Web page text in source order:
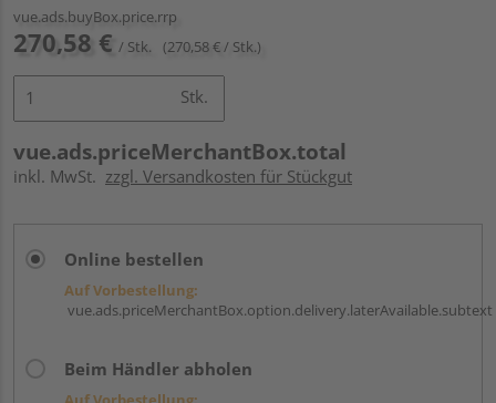
vue.ads.buyBox.price.rrp
270,58 € / Stk. (270,58 € / Stk.)
Stk.
vue.ads.priceMerchantBox.total
inkl. MwSt. zzgl. Versandkosten für Stückgut
Online bestellen
Auf Vorbestellung:
vue.ads.priceMerchantBox.option.delivery.laterAvailable.subtext
Beim Händler abholen